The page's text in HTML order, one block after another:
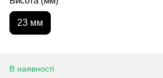
23 мм
В наявності